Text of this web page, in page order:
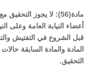
مادة(56): لا يجوز
أعضاء النيابة العامة وعلى
قبل الشروع في التفتيش
المادة والمادة السابقة
التحقيق.